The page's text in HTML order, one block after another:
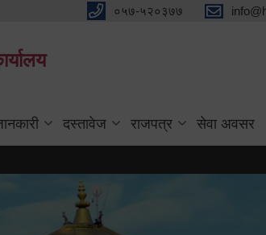
०५७-५२०३७७
दस्तावेज राजपत्र सेवा अवसर